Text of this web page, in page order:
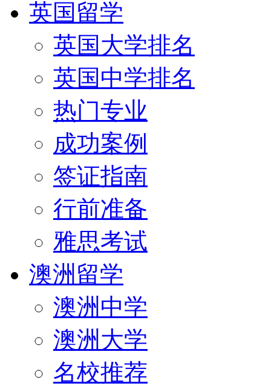
英国留学
英国大学排名
英国中学排名
热门专业
成功案例
签证指南
行前准备
雅思考试
澳洲留学
澳洲中学
澳洲大学
名校推荐